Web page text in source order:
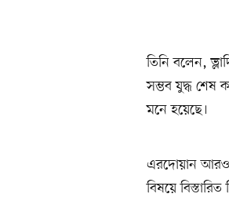
তিনি বলেন,
সম্ভব যুদ্ধ শেষ
মনে হয়েছে।
এরদোয়ান আরও
বিষয়ে